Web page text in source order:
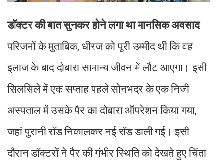
डॉक्टर की बात सुनकर होने लगा था मानसिक अवसाद
परिजनों के मुताबिक, धीरज को पूरी उम्मीद थी कि वह
इलाज के बाद दोबारा सामान्य जीवन में लौट आएगा। इसी
सिलसिले में एक सप्ताह पहले सोनभद्र के एक निजी
अस्पताल में उसके पैर का दोबारा ऑपरेशन किया गया,
जहां पुरानी रॉड निकालकर नई रॉड डाली गई। इसी
दौरान डॉक्टरों ने पैर की गंभीर स्थिति को देखते हुए चिंता